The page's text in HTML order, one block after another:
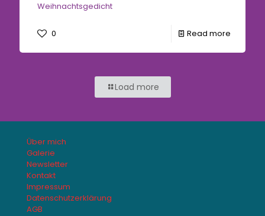
Weihnachtsgedicht
0 Read more
Load more
Über mich
Galerie
Newsletter
Kontakt
Impressum
Datenschutzerklärung
AGB